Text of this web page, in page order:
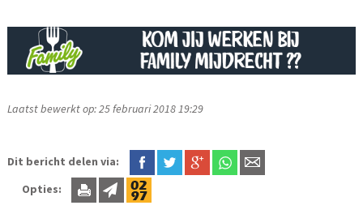
Laatst bewerkt op: 25 februari 2018 19:29
Dit bericht delen via:
Opties: